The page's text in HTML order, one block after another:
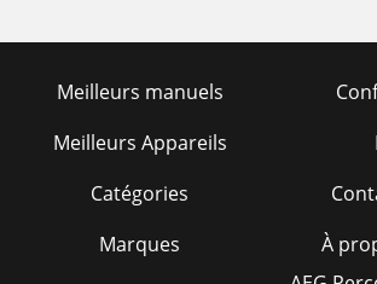
Meilleurs manuels
Meilleurs Appareils
Catégories
Marques
À